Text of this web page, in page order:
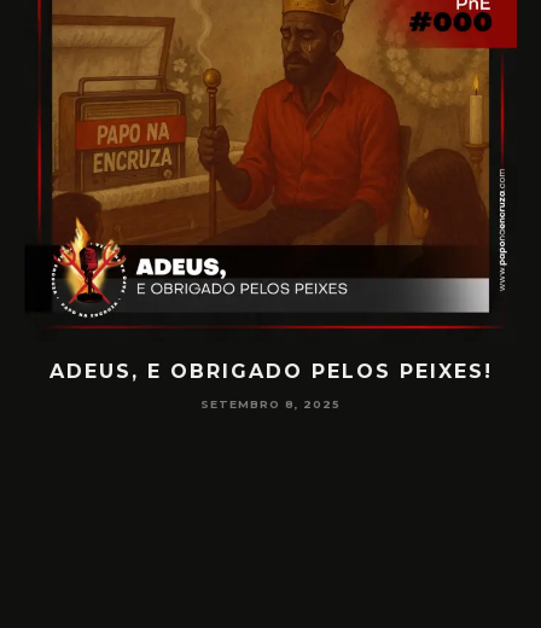
PEIXES!
PAPO NA ENCRUZA 180 –